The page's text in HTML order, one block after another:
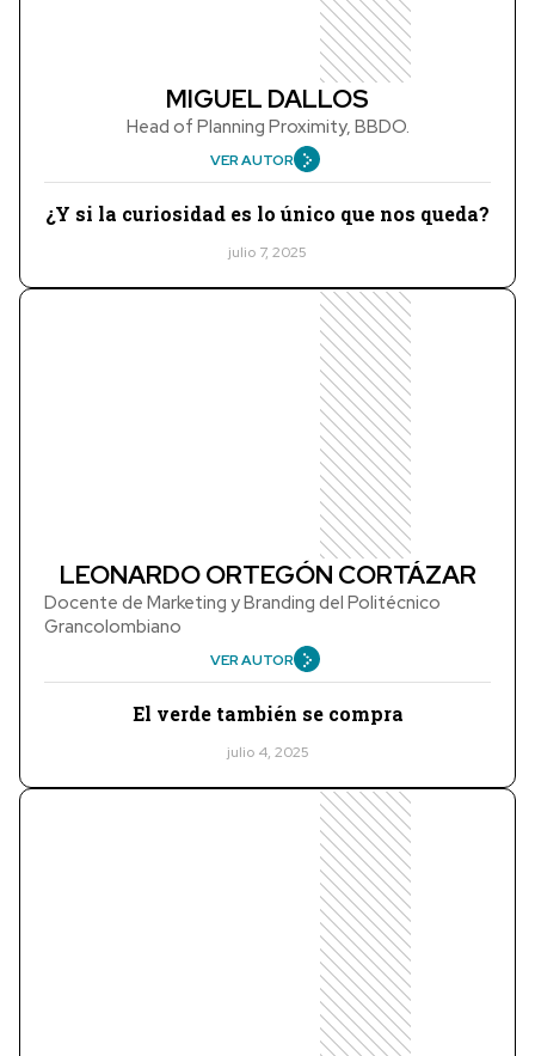
MIGUEL DALLOS
Head of Planning Proximity, BBDO.
VER AUTOR
¿Y si la curiosidad es lo único que nos queda?
julio 7, 2025
LEONARDO ORTEGÓN CORTÁZAR
Docente de Marketing y Branding del Politécnico
Grancolombiano
VER AUTOR
El verde también se compra
julio 4, 2025